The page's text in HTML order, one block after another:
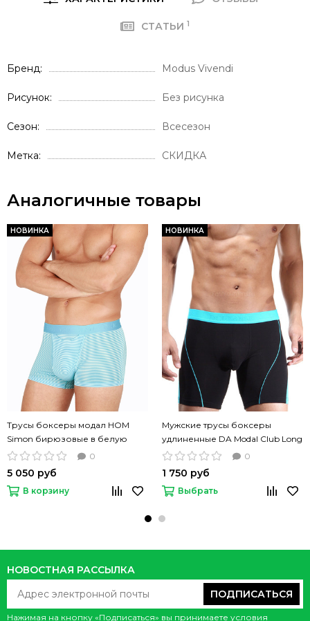
СТАТЬИ 1
Бренд Modus Vivendi
Рисунок Без рисунка
Сезон Всесезон
Метка СКИДКА
Аналогичные товары
НОВИНКА
Трусы боксеры модал HOM
Simon бирюзовые в белую
полоску
0
5 050 руб
В корзину
НОВИНКА
Мужские трусы боксеры
удлиненные DA Modal Club Long
Boxer black черные 0
1 750 руб
Выбрать
НОВОСТНАЯ РАССЫЛКА
ПОДПИСАТЬСЯ
Нажимая на кнопку «Подписаться» вы принимаете условия